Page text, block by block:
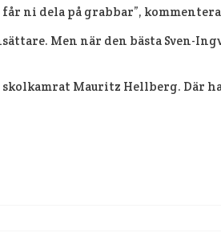
ni dela på grabbar”,
Men när den bästa Sven-
Mauritz Hellberg. Där